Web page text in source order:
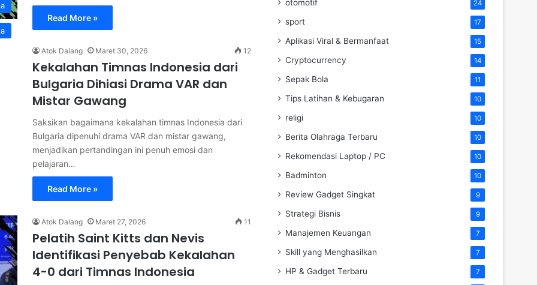
Read More »
Atok Dalang Maret 30, 2026 12
Kekalahan Timnas Indonesia dari
Bulgaria Dihiasi Drama VAR dan
Mistar Gawang
Saksikan bagaimana kekalahan timnas Indonesia dari
Bulgaria dipenuhi drama VAR dan mistar gawang,
menjadikan pertandingan ini penuh emosi dan
pelajaran…
Read More »
Atok Dalang Maret 27, 2026 11
Pelatih Saint Kitts dan Nevis
Identifikasi Penyebab Kekalahan
4-0 dari Timnas Indonesia
otomotif 24
sport 17
Aplikasi Viral & Bermanfaat 15
Cryptocurrency 14
Sepak Bola 11
Tips Latihan & Kebugaran 10
religi 10
Berita Olahraga Terbaru 10
Rekomendasi Laptop / PC 10
Badminton 10
Review Gadget Singkat 9
Strategi Bisnis 9
Manajemen Keuangan 7
Skill yang Menghasilkan 7
HP & Gadget Terbaru 7